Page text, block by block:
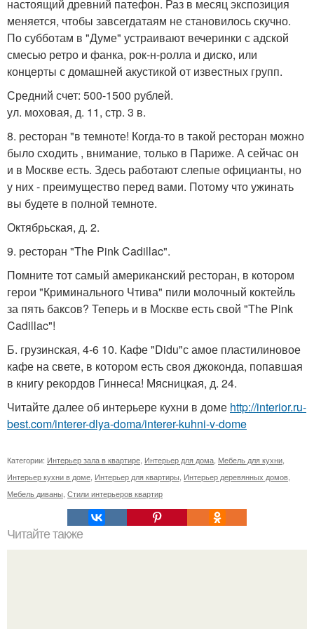
настоящий древний патефон. Раз в месяц экспозиция
меняется, чтобы завсегдатаям не становилось скучно.
По субботам в "Думе" устраивают вечеринки с адской
смесью ретро и фанка, рок-н-ролла и диско, или
концерты с домашней акустикой от известных групп.
Средний счет: 500-1500 рублей.
ул. моховая, д. 11, стр. 3 в.
8. ресторан "в темноте! Когда-то в такой ресторан можно
было сходить , внимание, только в Париже. А сейчас он
и в Москве есть. Здесь работают слепые официанты, но
у них - преимущество перед вами. Потому что ужинать
вы будете в полной темноте.
Октябрьская, д. 2.
9. ресторан "The Pink Cadillac".
Помните тот самый американский ресторан, в котором
герои "Криминального Чтива" пили молочный коктейль
за пять баксов? Теперь и в Москве есть свой "The Pink
Cadillac"!
Б. грузинская, 4-6 10. Кафе "Didu"с амое пластилиновое
кафе на свете, в котором есть своя джоконда, попавшая
в книгу рекордов Гиннеса! Мясницкая, д. 24.
Читайте далее об интерьере кухни в доме http://interior.ru-
best.com/interer-dlya-doma/interer-kuhni-v-dome
Категории: Интерьер зала в квартире, Интерьер для дома, Мебель для кухни,
Интерьер кухни в доме, Интерьер для квартиры, Интерьер деревянных домов,
Мебель диваны, Стили интерьеров квартир
Читайте также